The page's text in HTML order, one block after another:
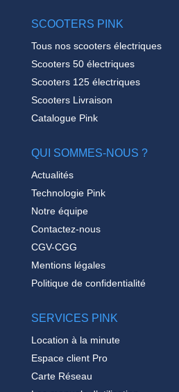
SCOOTERS PINK
Tous nos scooters électriques
Scooters 50 électriques
Scooters 125 électriques
Scooters Livraison
Catalogue Pink
QUI SOMMES-NOUS ?
Actualités
Technologie Pink
Notre équipe
Contactez-nous
CGV-CGG
Mentions légales
Politique de confidentialité
SERVICES PINK
Location à la minute
Espace client Pro
Carte Réseau